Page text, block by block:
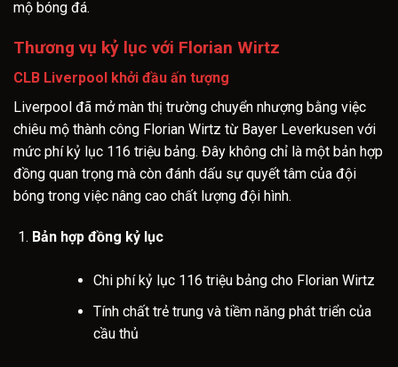
mộ bóng đá.
Thương vụ kỷ lục với Florian Wirtz
CLB Liverpool khởi đầu ấn tượng
Liverpool đã mở màn thị trường chuyển nhượng bằng việc
chiêu mộ thành công Florian Wirtz từ Bayer Leverkusen với
mức phí kỷ lục 116 triệu bảng. Đây không chỉ là một bản hợp
đồng quan trọng mà còn đánh dấu sự quyết tâm của đội
bóng trong việc nâng cao chất lượng đội hình.
Bản hợp đồng kỷ lục
Chi phí kỷ lục 116 triệu bảng cho Florian Wirtz
Tính chất trẻ trung và tiềm năng phát triển của
cầu thủ